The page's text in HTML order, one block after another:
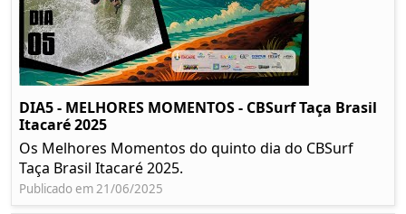
DIA5 - MELHORES MOMENTOS - CBSurf Taça Brasil
Itacaré 2025
Os Melhores Momentos do quinto dia do CBSurf
Taça Brasil Itacaré 2025.
Publicado em 21/06/2025